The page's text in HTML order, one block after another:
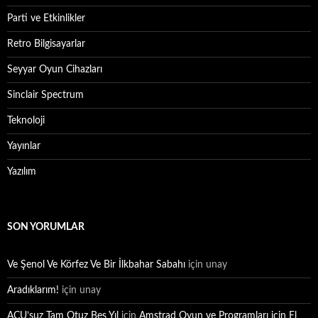
Parti ve Etkinlikler
Retro Bilgisayarlar
Seyyar Oyun Cihazları
Sinclair Spectrum
Teknoloji
Yayınlar
Yazılım
SON YORUMLAR
Ve Şenol Ve Körfez Ve Bir İlkbahar Sabahı için unay
Aradıklarım! için unay
ACU’suz Tam Otuz Beş Yıl için Amstrad Oyun ve Programları için El